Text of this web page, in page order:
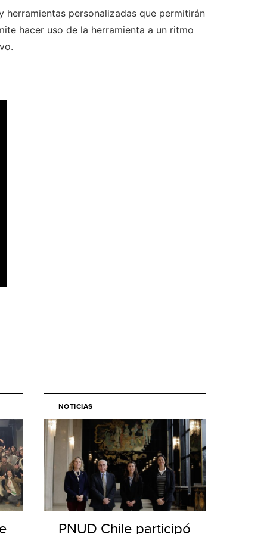
personalizadas que permitirán
hacer uso de la herramienta a un ritmo
NOTICIAS
PNUD Chile participó